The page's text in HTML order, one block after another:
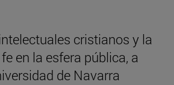
cristianos y la
en la esfera pública, a
de Navarra